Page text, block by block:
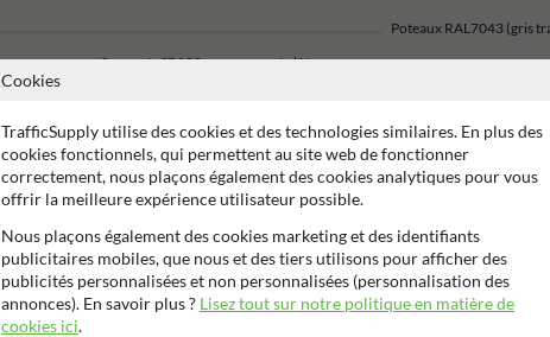
Supports SB250 pour murs et clôtures
Poteaux RAL7043 (gris
Cookies
TrafficSupply utilise des cookies et des technologies similaires. En plus des
cookies fonctionnels, qui permettent au site web de fonctionner
correctement, nous plaçons également des cookies analytiques pour vous
offrir la meilleure expérience utilisateur possible.
Nous plaçons également des cookies marketing et des identifiants
publicitaires mobiles, que nous et des tiers utilisons pour afficher des
publicités personnalisées et non personnalisées (personnalisation des
annonces). En savoir plus ? Lisez tout sur notre politique en matière de
cookies ici.